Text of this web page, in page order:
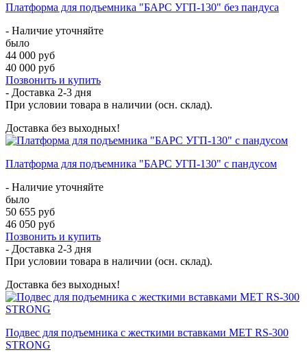
Платформа для подъемника "БАРС УГП-130" без пандуса
- Наличие уточняйте
было
44 000 руб
40 000 руб
Позвонить и купить
- Доставка 2-3 дня
При условии товара в наличии (осн. склад).
Доставка без выходных!
Платформа для подъемника "БАРС УГП-130" с пандусом
- Наличие уточняйте
было
50 655 руб
46 050 руб
Позвонить и купить
- Доставка 2-3 дня
При условии товара в наличии (осн. склад).
Доставка без выходных!
Подвес для подъемника с жесткими вставками МЕТ RS-300
STRONG